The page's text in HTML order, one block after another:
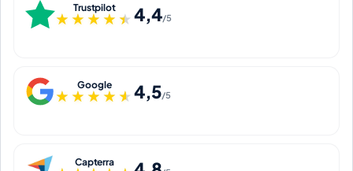
Trustpilot
★★★★★
★★★★★ 4,4/5
Google
★★★★★
★★★★★ 4,5/5
Capterra